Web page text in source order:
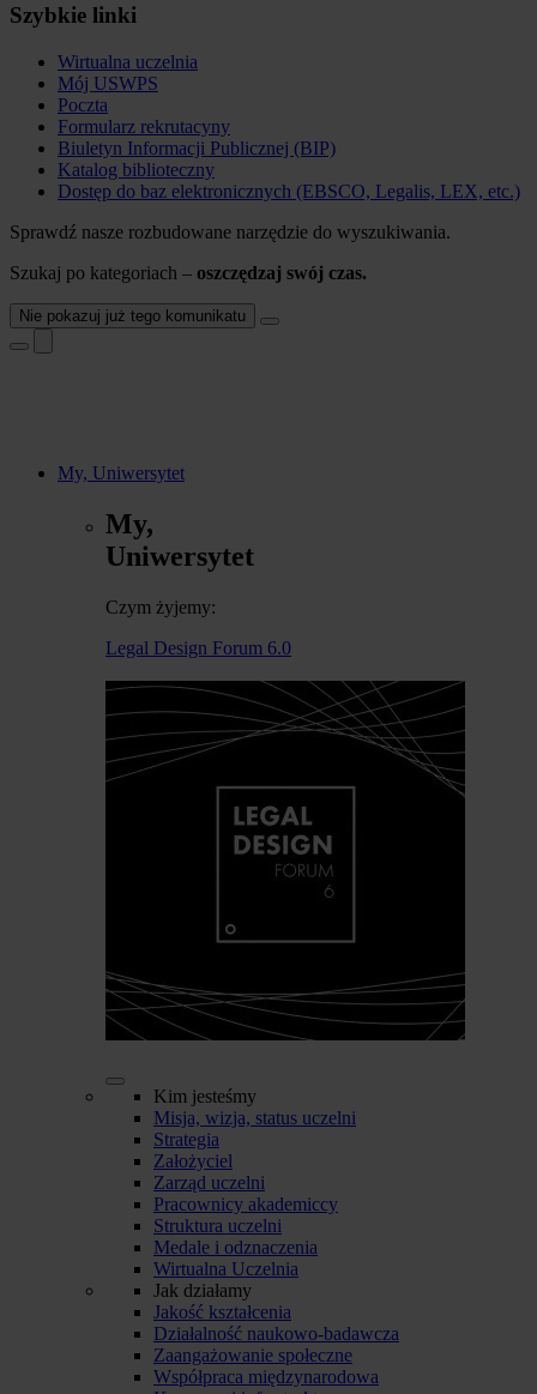
Szybkie linki
Wirtualna uczelnia
Mój USWPS
Poczta
Formularz rekrutacyny
Biuletyn Informacji Publicznej (BIP)
Katalog biblioteczny
Dostęp do baz elektronicznych (EBSCO, Legalis, LEX, etc.)
Sprawdź nasze rozbudowane narzędzie do wyszukiwania.
Szukaj po kategoriach – oszczędzaj swój czas.
Nie pokazuj już tego komunikatu
My, Uniwersytet
My,
Uniwersytet
Czym żyjemy:
Legal Design Forum 6.0
Kim jesteśmy
Misja, wizja, status uczelni
Strategia
Założyciel
Zarząd uczelni
Pracownicy akademiccy
Struktura uczelni
Medale i odznaczenia
Wirtualna Uczelnia
Jak działamy
Jakość kształcenia
Działalność naukowo-badawcza
Zaangażowanie społeczne
Współpraca międzynarodowa